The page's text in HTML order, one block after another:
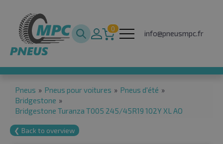
0
info@pneusmpc.fr
Pneus » Pneus pour voitures » Pneus d'été »
Bridgestone »
Bridgestone Turanza T005 245/45R19 102Y XL AO
❮ Back to overview